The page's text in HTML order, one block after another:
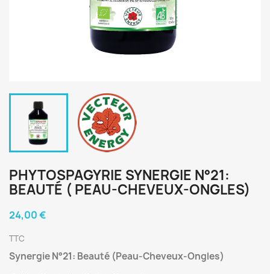
PHYTOSPAGYRIE SYNERGIE N°21:
BEAUTÉ ( PEAU-CHEVEUX-ONGLES)
24,00 €
TTC
Synergie N°21: Beauté (Peau-Cheveux-Ongles)